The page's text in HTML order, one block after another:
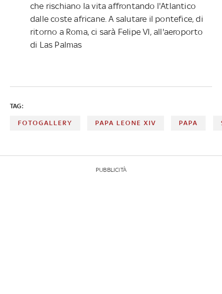
che rischiano la vita affrontando l'Atlantico
dalle coste africane. A salutare il pontefice, di
ritorno a Roma, ci sarà Felipe VI, all'aeroporto
di Las Palmas
TAG:
FOTOGALLERY PAPA LEONE XIV PAPA
PUBBLICITÀ